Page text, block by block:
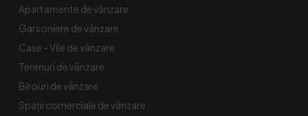
Apartamente de vânzare
Garsoniere de vânzare
Case - Vile de vânzare
Terenuri de vânzare
Birouri de vânzare
Spaţii comerciale de vânzare